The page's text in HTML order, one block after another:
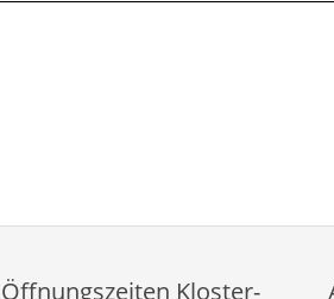
Öffnungszeiten Kloster-